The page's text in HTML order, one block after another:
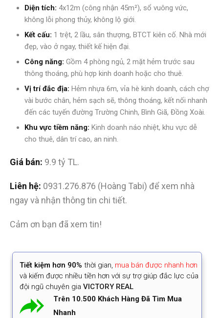
Diện tích: 4x12m (công nhận 45m²), sổ vuông vức,
không lỗi phong thủy, không lộ giới.
Kết cấu: 1 trệt, 2 lầu, sân thượng, BTCT kiên cố. Nhà mới
đẹp, vào ở ngay, thiết kế hiện đại.
Công năng: Gồm 4 phòng ngủ, 2 mặt hẻm trước sau
thông thoáng, phù hợp kinh doanh hoặc cho thuê.
Vị trí đắc địa: Hẻm nhựa 6m, vỉa hè kinh doanh, cách chợ
vài bước chân, hẻm sạch sẽ, thông thoáng, kết nối nhanh
đến các tuyến đường Trường Chinh, Bình Giã, Đồng Xoài.
Khu vực tiềm năng: Kinh doanh náo nhiệt, khu vực dễ
cho thuê, dân trí cao, an ninh.
Giá bán: 9.9 tỷ TL.
Liên hệ: 0931.276.876 (Hoàng Tabi) để xem nhà
ngay và nhận thông tin chi tiết.
Cảm ơn bạn đã xem tin!
Tiết kiệm hơn 90% thời gian, mua bán được nhanh hơn
và kiếm được nhiều tiền hơn với sự trợ giúp đắc lực của
đội ngũ chuyên gia VICTORY REAL
Trên 10.500 Khách Hàng Đã Tìm Mua
Nhanh